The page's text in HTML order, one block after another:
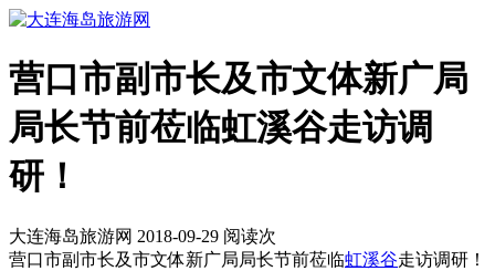
营口市副市长及市文体新广局
局长节前莅临虹溪谷走访调
研！
大连海岛旅游网 2018-09-29 阅读次
营口市副市长及市文体新广局局长节前莅临虹溪谷走访调研！